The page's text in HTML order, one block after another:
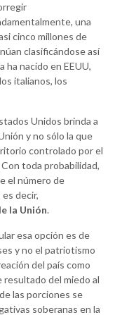
una
cinco millones de
clasificándose así
ha nacido en EEUU,
italianos, los
Unidos brinda a
y no sólo la que
controlado por el
toda probabilidad,
el número de
decir,
la Unión.
esa opción es de
y no el patriotismo
del país como
del miedo al
las porciones se
soberanas en la